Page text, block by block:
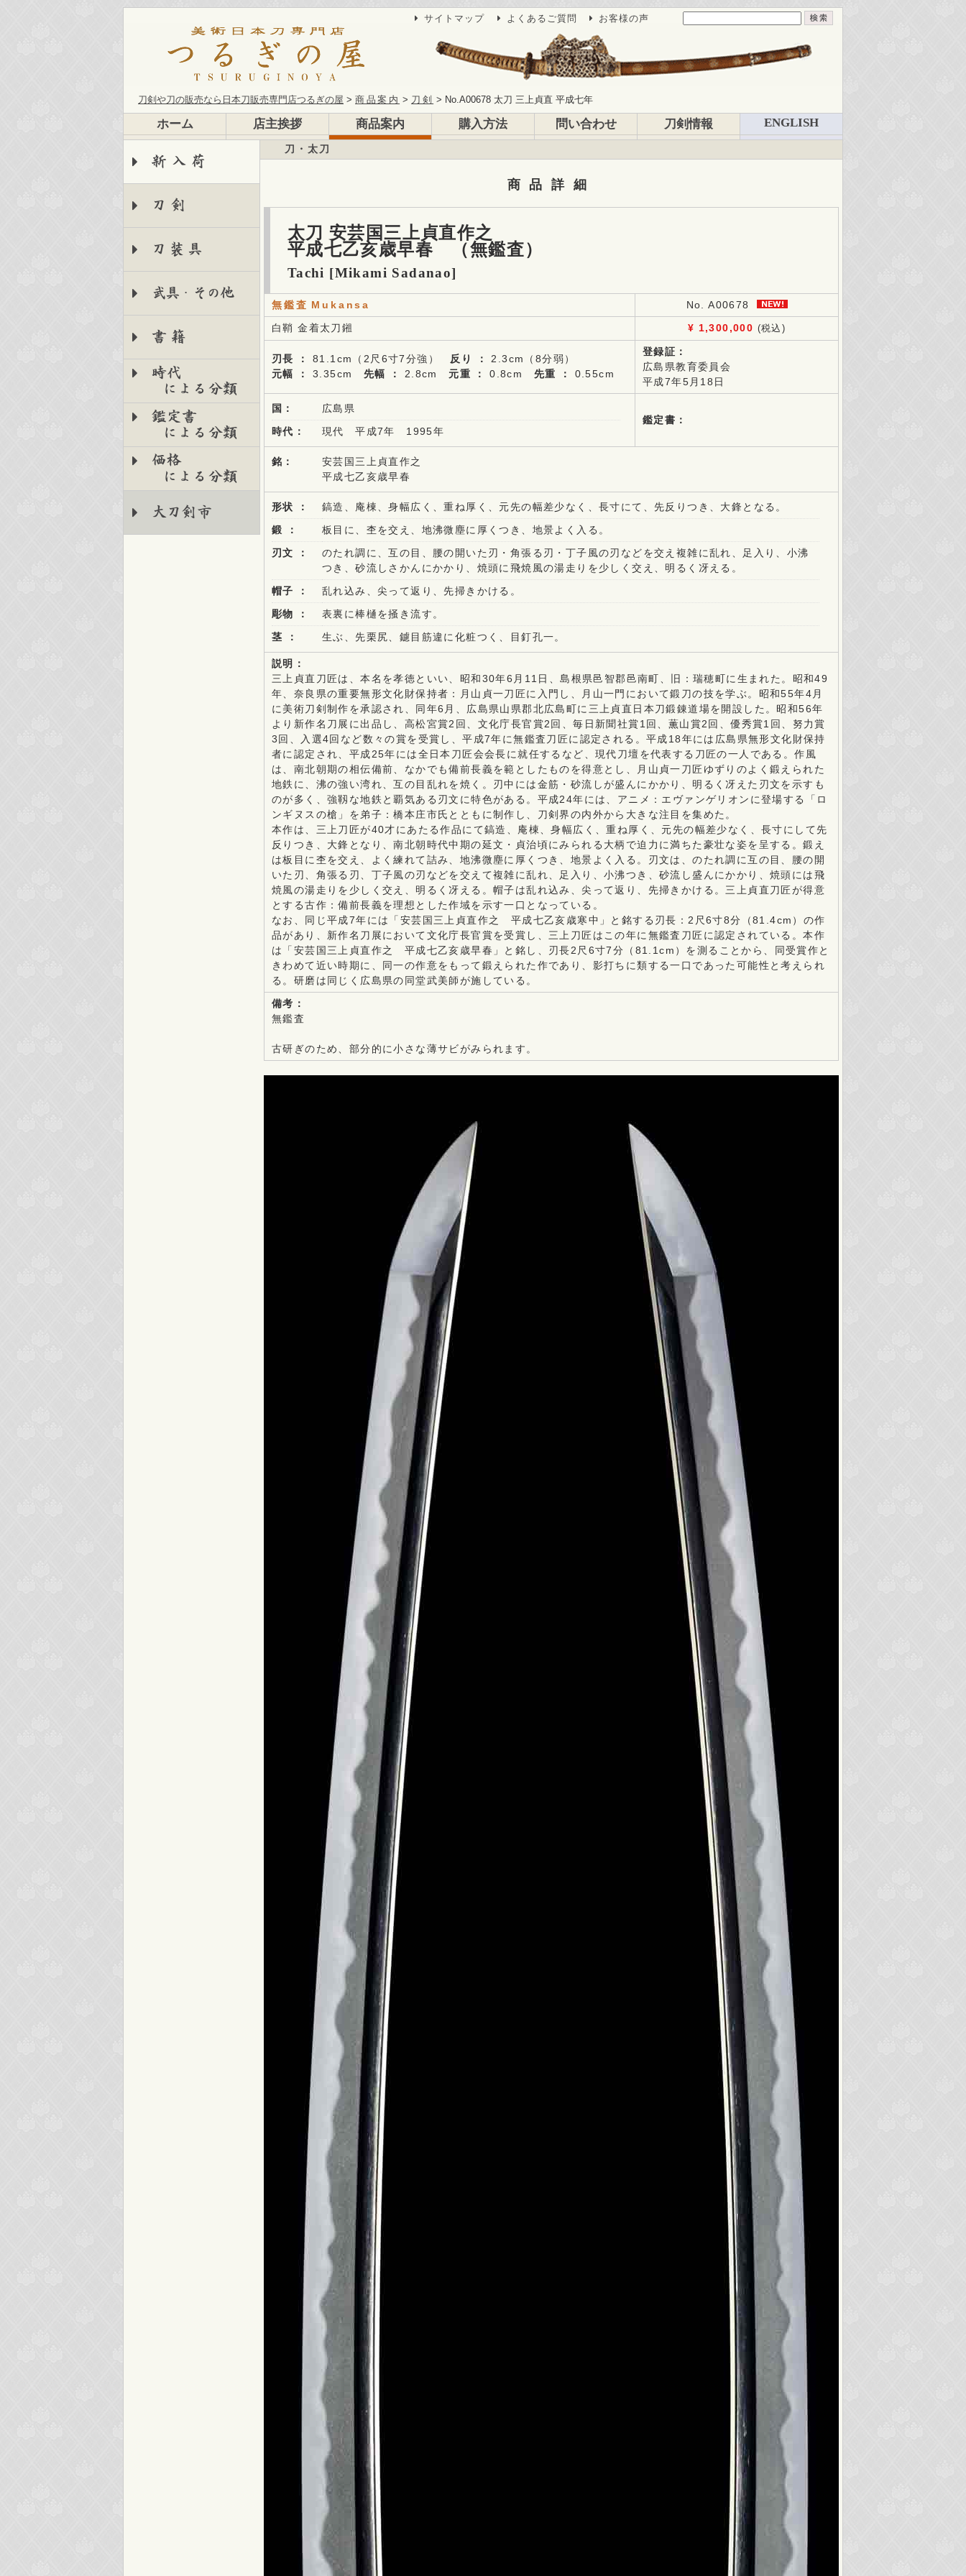
サイトマップ よくあるご質問 お客様の声
刀剣や刀の販売なら日本刀販売専門店つるぎの屋 商品案内 刀剣 No.A00678 太刀 三上貞直 平成七年
ホーム 店主挨拶 商品案内 購入方法 問い合わせ 刀剣情報 ENGLISH
新入荷
刀剣
刀装具
武具・その他
書籍
時代
による分類
鑑定書
による分類
価格
による分類
大刀剣市
刀・太刀
商品詳細
太刀 安芸国三上貞直作之
平成七乙亥歳早春 （無鑑査）
Tachi [Mikami Sadanao]
無鑑査 Mukansa
No. A00678
白鞘 金着太刀鎺
1,300,000
刃長 ： 81.1cm（2尺6寸7分強） 反り ：
2.3cm（8分弱）
元幅 ：
3.35cm 先幅 ： 2.8cm 元重 ： 0.8cm 先重 ： 0.55cm
登録証：
広島県教育委員会
平成7年5月18日
国：
広島県
時代：
現代 平成7年 1995年
鑑定書：
銘：
安芸国三上貞直作之
平成七乙亥歳早春
形状 ：
鎬造、庵棟、身幅広く、重ね厚く、元先の幅差少なく、長寸にて、先反りつき、大鋒となる。
鍛 ：
板目に、杢を交え、地沸微塵に厚くつき、地景よく入る。
刃文 ：
のたれ調に、互の目、腰の開いた刃・角張る刃・丁子風の刃などを交え複雑に乱れ、足入り、小沸
つき、砂流しさかんにかかり、焼頭に飛焼風の湯走りを少しく交え、明るく冴える。
帽子 ：
乱れ込み、尖って返り、先掃きかける。
彫物 ：
表裏に棒樋を掻き流す。
茎 ：
生ぶ、先栗尻、鑢目筋違に化粧つく、目釘孔一。
説明：
三上貞直刀匠は、本名を孝徳といい、昭和30年6月11日、島根県邑智郡邑南町、旧：瑞穂町に生まれた。昭和49
年、奈良県の重要無形文化財保持者：月山貞一刀匠に入門し、月山一門において鍛刀の技を学ぶ。昭和55年4月
に美術刀剣制作を承認され、同年6月、広島県山県郡北広島町に三上貞直日本刀鍛錬道場を開設した。昭和56年
より新作名刀展に出品し、高松宮賞2回、文化庁長官賞2回、毎日新聞社賞1回、薫山賞2回、優秀賞1回、努力賞
3回、入選4回など数々の賞を受賞し、平成7年に無鑑査刀匠に認定される。平成18年には広島県無形文化財保持
者に認定され、平成25年には全日本刀匠会会長に就任するなど、現代刀壇を代表する刀匠の一人である。作風
は、南北朝期の相伝備前、なかでも備前長義を範としたものを得意とし、月山貞一刀匠ゆずりのよく鍛えられた
地鉄に、沸の強い湾れ、互の目乱れを焼く。刃中には金筋・砂流しが盛んにかかり、明るく冴えた刃文を示すも
のが多く、強靱な地鉄と覇気ある刃文に特色がある。平成24年には、アニメ：エヴァンゲリオンに登場する「ロ
ンギヌスの槍」を弟子：橋本庄市氏とともに制作し、刀剣界の内外から大きな注目を集めた。
本作は、三上刀匠が40才にあたる作品にて鎬造、庵棟、身幅広く、重ね厚く、元先の幅差少なく、長寸にして先
反りつき、大鋒となり、南北朝時代中期の延文・貞治頃にみられる大柄で迫力に満ちた豪壮な姿を呈する。鍛え
は板目に杢を交え、よく練れて詰み、地沸微塵に厚くつき、地景よく入る。刃文は、のたれ調に互の目、腰の開
いた刃、角張る刃、丁子風の刃などを交えて複雑に乱れ、足入り、小沸つき、砂流し盛んにかかり、焼頭には飛
焼風の湯走りを少しく交え、明るく冴える。帽子は乱れ込み、尖って返り、先掃きかける。三上貞直刀匠が得意
とする古作：備前長義を理想とした作域を示す一口となっている。
なお、同じ平成7年には「安芸国三上貞直作之 平成七乙亥歳寒中」と銘する刃長：2尺6寸8分（81.4cm）の作
品があり、新作名刀展において文化庁長官賞を受賞し、三上刀匠はこの年に無鑑査刀匠に認定されている。本作
は「安芸国三上貞直作之 平成七乙亥歳早春」と銘し、刃長2尺6寸7分（81.1cm）を測ることから、同受賞作と
きわめて近い時期に、同一の作意をもって鍛えられた作であり、影打ちに類する一口であった可能性と考えられ
る。研磨は同じく広島県の同堂武美師が施している。
備考：
無鑑査
古研ぎのため、部分的に小さな薄サビがみられます。